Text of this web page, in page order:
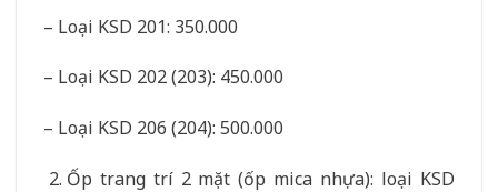
– Loại KSD 201: 350.000
– Loại KSD 202 (203): 450.000
– Loại KSD 206 (204): 500.000
Ốp trang trí 2 mặt (ốp mica nhựa): loại KSD